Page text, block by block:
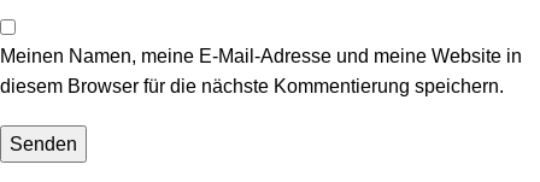
Meinen Namen, meine E-Mail-Adresse und meine Website in
diesem Browser für die nächste Kommentierung speichern.